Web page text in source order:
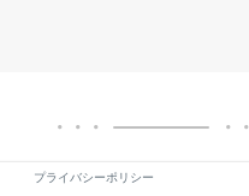
お問い合わせはこちら
プライバシーポリシー